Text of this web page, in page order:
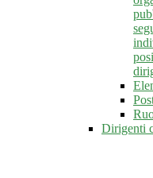
Dirigenti